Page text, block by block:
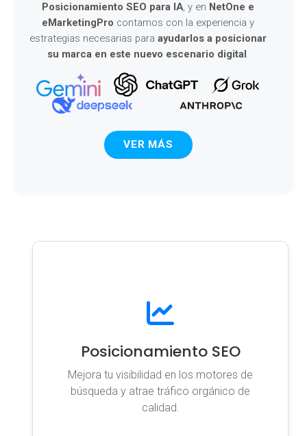
Posicionamiento SEO para IA, y en NetOne e
eMarketingPro contamos con la experiencia y
estrategias necesarias paraayudarlos a posicionar
su marca en este nuevo escenario digital .
VER MÁS
Posicionamiento SEO
Mejora tu visibilidad en los motores de
búsqueda y atrae tráfico orgánico de
calidad.